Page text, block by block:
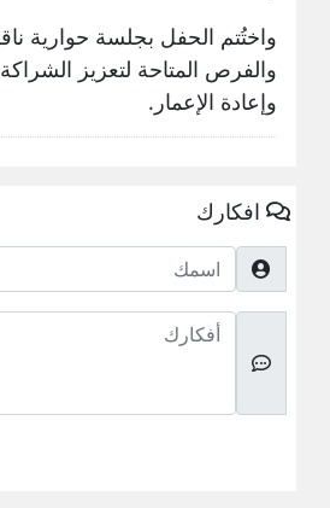
واختُتم الحفل بجلسة حوارية
والفرص المتاحة لتعزيز
وإعادة الإعمار.
افكارك
اسمك
أفكارك